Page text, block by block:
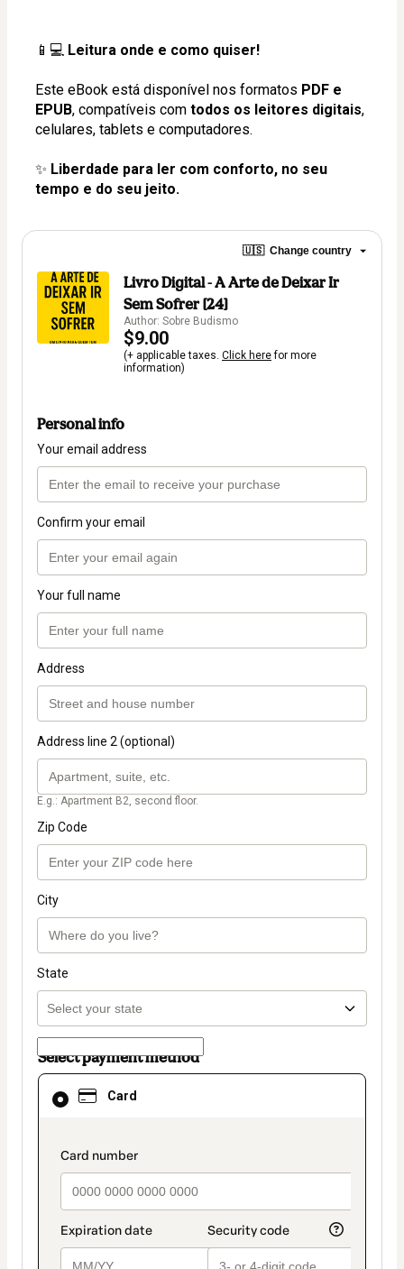
📱💻 Leitura onde e como quiser!
Este eBook está disponível nos formatos PDF e
EPUB, compatíveis com todos os leitores digitais,
celulares, tablets e computadores.
✨ Liberdade para ler com conforto, no seu
tempo e do seu jeito.
🇺🇸 Change country
Livro Digital - A Arte de Deixar Ir
Sem Sofrer [24]
Author: Sobre Budismo
$9.00
(+ applicable taxes. Click herefor more
information)
Personal info
Your email address
Confirm your email
Your full name
Address
Address line 2 (optional)
E.g.: Apartment B2, second floor.
Zip Code
City
State
Select payment method
Card
payment_data.section_title_v2
Card
selected
method